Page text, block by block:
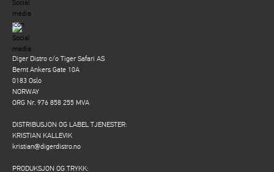
Diger Distro c/o Tiger Safari AS
Bernt Ankers Gate 10A
0183 Oslo
NORWAY
ORG Nr. 976 858 255 MVA
DISTRIBUSJON OG LABEL TJENESTER:
KRISTIAN KALLEVIK
kristian@digerdistro.no
PRODUKSJON OG TRYKK: